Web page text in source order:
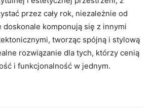
przez cały rok, niezależnie od
doskonale komponują się z innymi
tworząc spójną i stylową
rozwiązanie dla tych, którzy cenią
i funkcjonalność w jednym.